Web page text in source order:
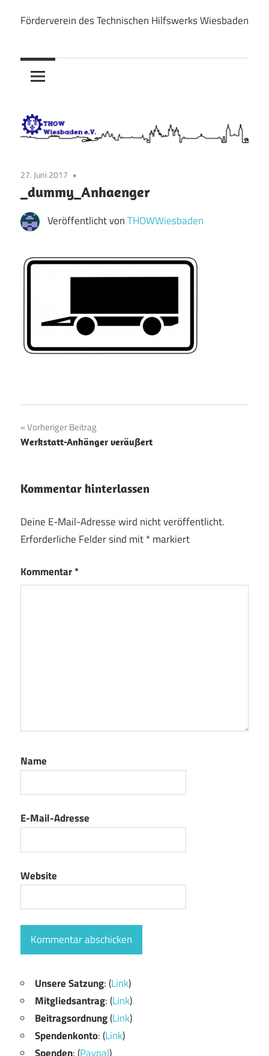
Inhalt
THOW
Wiesbaden
Förderverein des Technischen Hilfswerks Wiesbaden
27. Juni 2017
_dummy_Anhaenger
Veröffentlicht vonTHOWWiesbaden
Beitragsnavigation
Vorheriger Beitrag
Werkstatt-Anhänger veräußert
Kommentar hinterlassen
Deine E-Mail-Adresse wird nicht veröffentlicht.
Erforderliche Felder sind mit*markiert
Kommentar*
Name
E-Mail-Adresse
Website
Unsere Satzung: (Link)
Mitgliedsantrag: (Link)
Beitragsordnung(Link)
Spendenkonto: (Link)